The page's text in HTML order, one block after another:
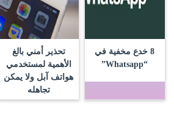
8 خدع مخفية في
“Whatsapp”
تحذير أمني بالغ
الأهمية لمستخدمي
هواتف آبل ولا يمكن
تجاهله